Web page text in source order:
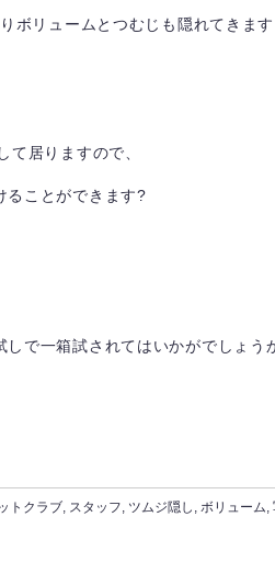
ボリュームとつむじも隠れてきます
て居りますので、
ることができます?
しで一箱試されてはいかがでしょう
トクラブ, スタッフ, ツムジ隠し , ボリューム,